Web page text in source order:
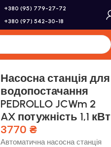
+380 (95) 779-27-72
+380 (97) 542-30-18
Насосна станція для
водопостачання
PEDROLLO JCWm 2
AX потужність 1,1 кВт
3770 ₴
Автоматична насосна станція